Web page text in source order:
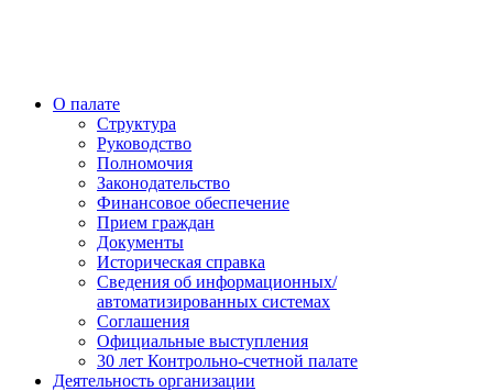
О палате
Структура
Руководство
Полномочия
Законодательство
Финансовое обеспечение
Прием граждан
Документы
Историческая справка
Сведения об информационных/
автоматизированных системах
Соглашения
Официальные выступления
30 лет Контрольно-счетной палате
Деятельность организации